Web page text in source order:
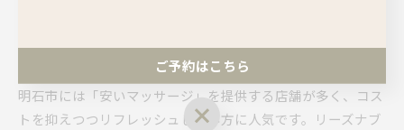
安い価格帯のマッサージでも満足度を得る工夫
明石市には「安いマッサージ」を提供する店舗が多く、コス
トを抑えつつリフレッシュしたい方に人気です。リーズナブ
ご予約はこちら
ご予約はこちら